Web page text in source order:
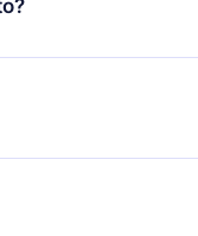
para iOS, Android e
pode cancelar a
.